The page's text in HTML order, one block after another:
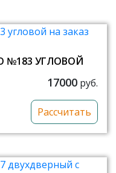
№183 УГЛОВОЙ
17000 руб.
Рассчитать